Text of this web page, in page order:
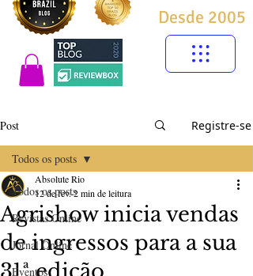
Desde 2005
Post Registre-se
Todos os posts
Revistas Online
Jornal Online
Eventos
Todos os posts
Agrishow inicia vendas
de ingressos para a sua
Absolute Rio
12 de fev.2 min de leitura